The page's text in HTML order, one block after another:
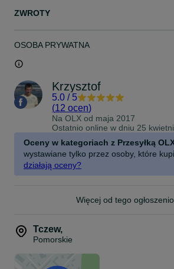
ZWROTY
OSOBA PRYWATNA
Krzysztof
5.0 / 5
(12 ocen)
Na OLX od maja 2017
Ostatnio online w dniu 25
Oceny w kategoriach z Przesyłką
wystawiane tylko przez osoby, które
działają oceny?
Więcej od tego
Tczew,
Pomorskie